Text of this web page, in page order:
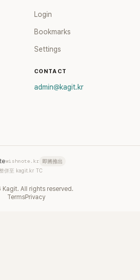
Login
Bookmarks
Settings
CONTACT
admin@kagit.kr
wishnote.kr 即將推出
併至 kagit.kr TC
Kagit. All rights reserved.
TermsPrivacy